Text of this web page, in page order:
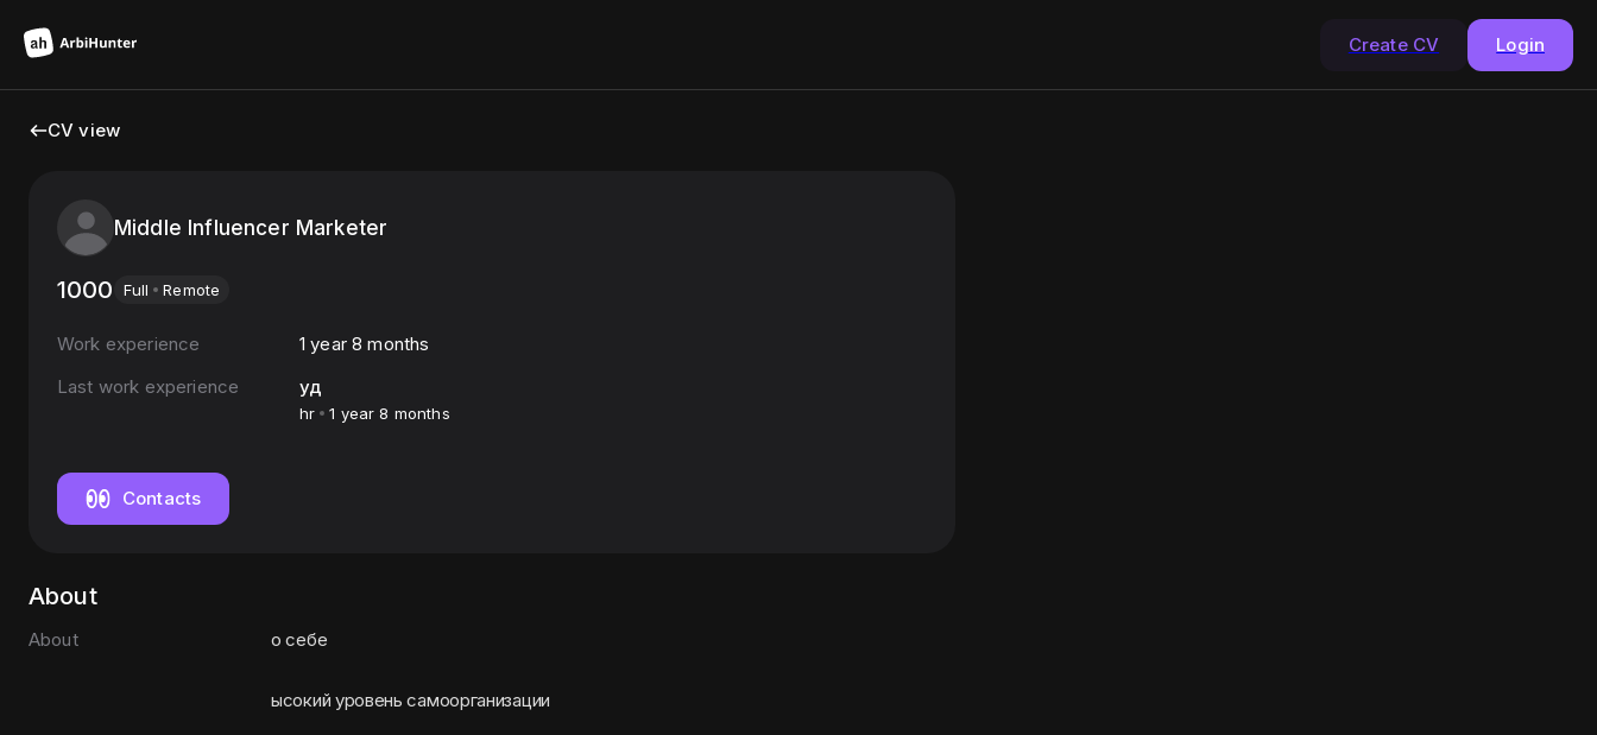
Create CV Login
CV view
Middle Influencer Marketer
1000 Full Remote
Work experience
1 year 8 months
Last work experience
уд
hr 1 year 8 months
Contacts
About
About о себе
ысокий уровень самоорганизации